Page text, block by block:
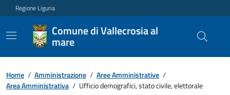
Regione Liguria
Comune di Vallecrosia al
mare
Home / Amministrazione / Aree Amministrative /
Area Amministrativa / Ufficio demografici, stato civile, elettorale